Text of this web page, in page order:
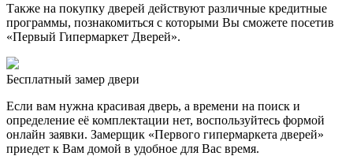
Также на покупку дверей действуют различные кредитные
программы, познакомиться с которыми Вы сможете посетив
«Первый Гипермаркет Дверей».
Бесплатный замер двери
Если вам нужна красивая дверь, а времени на поиск и
определение её комплектации нет, воспользуйтесь формой
онлайн заявки. Замерщик «Первого гипермаркета дверей»
приедет к Вам домой в удобное для Вас время.